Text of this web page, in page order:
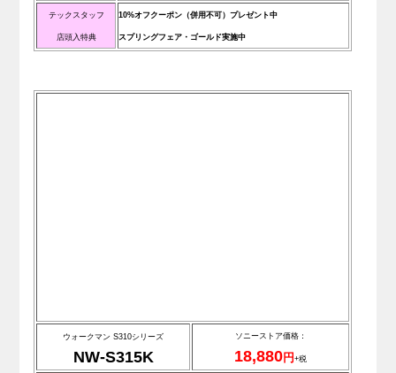
テックスタッフ
店頭入特典
10%オフクーポン（併用不可）プレゼント中
スプリングフェア・ゴールド実施中
ウォークマン S310シリーズ
NW-S315K
ソニーストア価格：
18,880円+税